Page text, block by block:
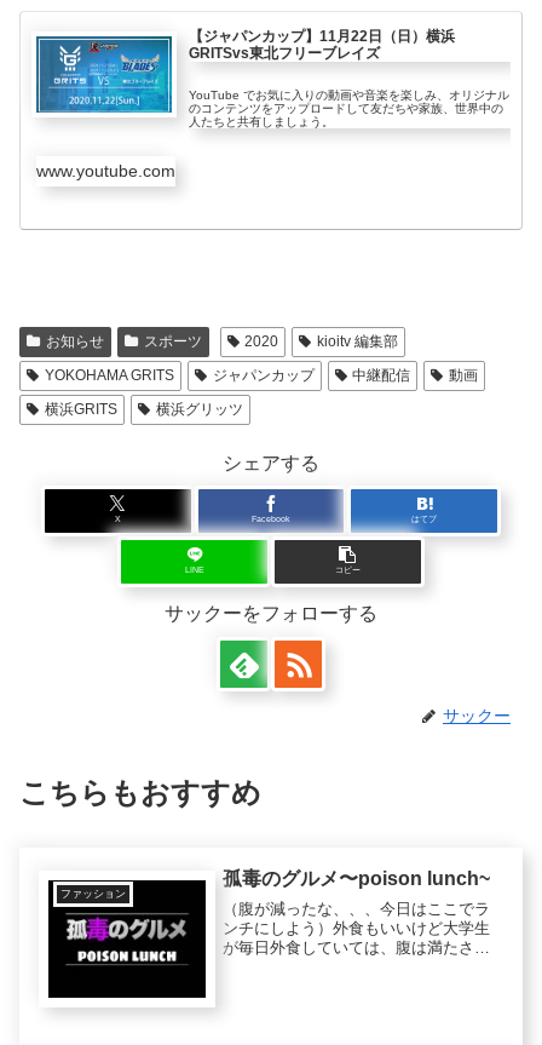
【ジャパンカップ】11月22日（日）横浜
GRITSvs東北フリーブレイズ
YouTube でお気に入りの動画や音楽を楽しみ、オリジナル
のコンテンツをアップロードして友だちや家族、世界中の
人たちと共有しましょう。
www.youtube.com
お知らせ スポーツ 2020
kioitv 編集部
YOKOHAMA GRITS
ジャパンカップ 中継配信
動画
横浜GRITS
横浜グリッツ
シェアする
X Facebook はてブ
LINE コピー
サックーをフォローする
サックー
こちらもおすすめ
ファッション
孤毒のグルメ〜poison lunch~
（腹が減ったな、、、今日はここでラ
ンチにしよう）外食もいいけど大学生
が毎日外食していては、腹は満たされ